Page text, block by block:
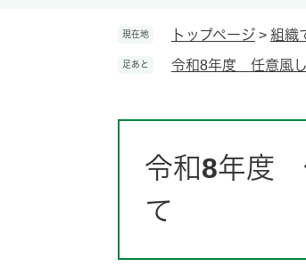
タ
検
現在地 トップページ > 組織
足あと 令和8年度 任意風
令和8年度
て